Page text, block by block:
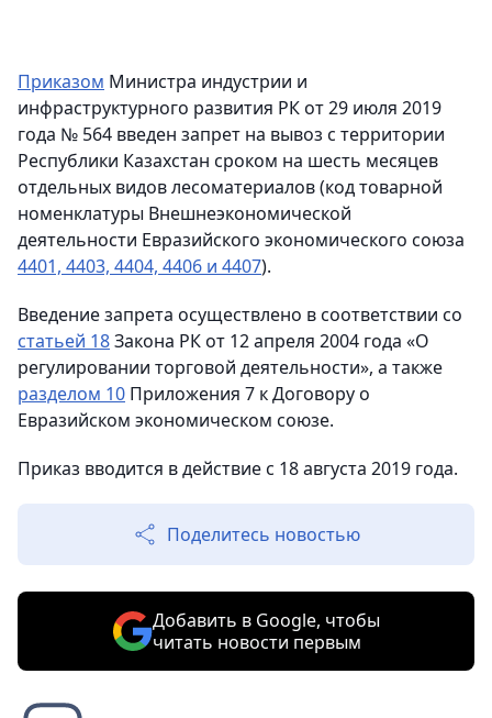
Приказом Министра индустрии и
инфраструктурного развития РК от 29 июля 2019
года № 564 введен запрет на вывоз с территории
Республики Казахстан сроком на шесть месяцев
отдельных видов лесоматериалов (код товарной
номенклатуры Внешнеэкономической
деятельности Евразийского экономического союза
4401, 4403, 4404, 4406 и 4407).
Введение запрета осуществлено в соответствии со
статьей 18Закона РК от 12 апреля 2004 года «О
регулировании торговой деятельности», а также
разделом 10 Приложения 7 к Договору о
Евразийском экономическом союзе.
Приказ вводится в действие с 18 августа 2019 года.
Поделитесь новостью
Добавить в Google, чтобы
читать новости первым